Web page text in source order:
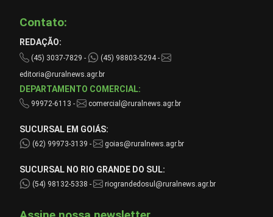
Contato:
REDAÇÃO:
(45) 3037-7829 -
(45) 98803-5294 -
editoria@ruralnews.agr.br
DEPARTAMENTO COMERCIAL:
99972-6113 - comercial@ruralnews.agr.br
SUCURSAL EM GOIÁS:
(62) 99973-3139 - goias@ruralnews.agr.br
SUCURSAL NO RIO GRANDE DO SUL:
(54) 98132-5338 - riograndedosul@ruralnews.agr.br